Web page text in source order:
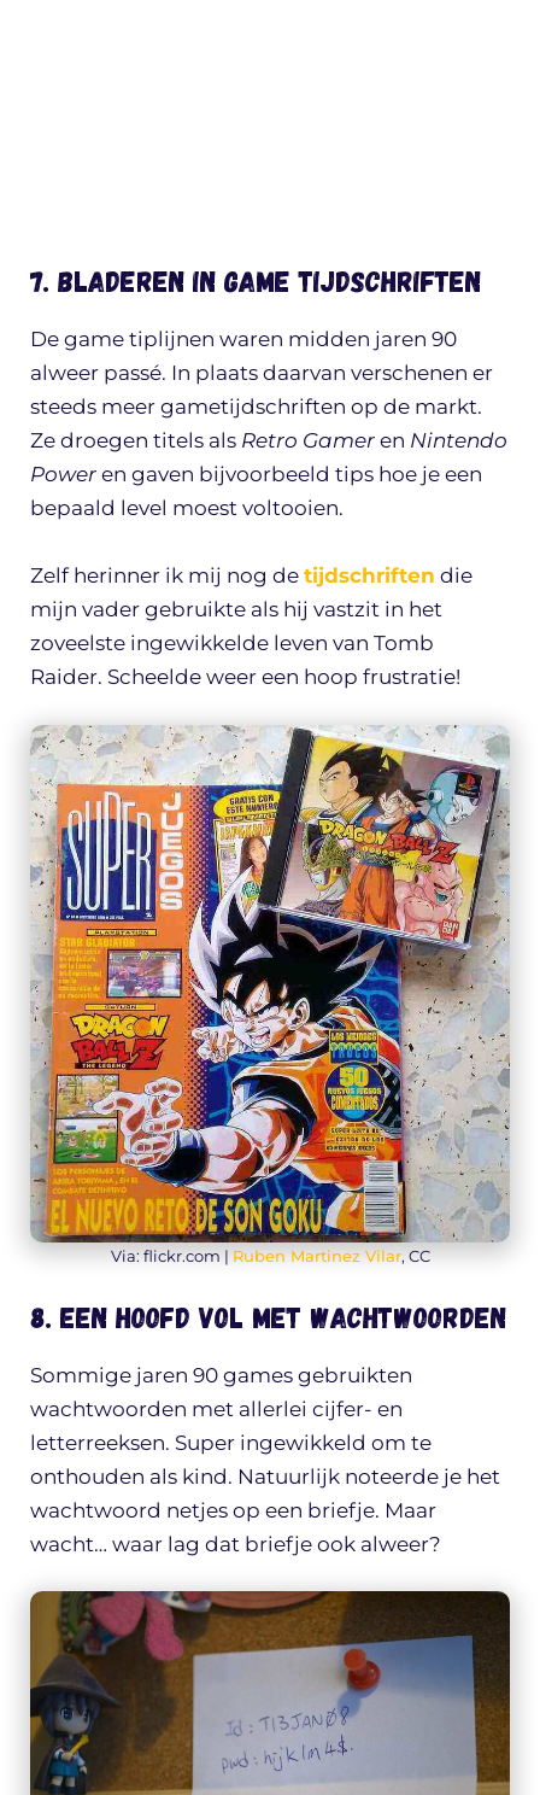
7. Bladeren in game tijdschriften
De game tiplijnen waren midden jaren 90
alweer passé. In plaats daarvan verschenen er
steeds meer gametijdschriften op de markt.
Ze droegen titels als Retro Gamer en Nintendo
Power en gaven bijvoorbeeld tips hoe je een
bepaald level moest voltooien.
Zelf herinner ik mij nog de tijdschriften die
mijn vader gebruikte als hij vastzit in het
zoveelste ingewikkelde leven van Tomb
Raider. Scheelde weer een hoop frustratie!
Via: flickr.com | Ruben Martinez Vilar, CC
8. Een hoofd vol met wachtwoorden
Sommige jaren 90 games gebruikten
wachtwoorden met allerlei cijfer- en
letterreeksen. Super ingewikkeld om te
onthouden als kind. Natuurlijk noteerde je het
wachtwoord netjes op een briefje. Maar
wacht… waar lag dat briefje ook alweer?